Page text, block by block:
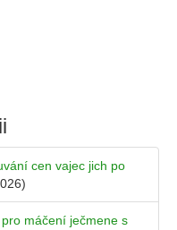
cen vajec jich po
máčení ječmene s